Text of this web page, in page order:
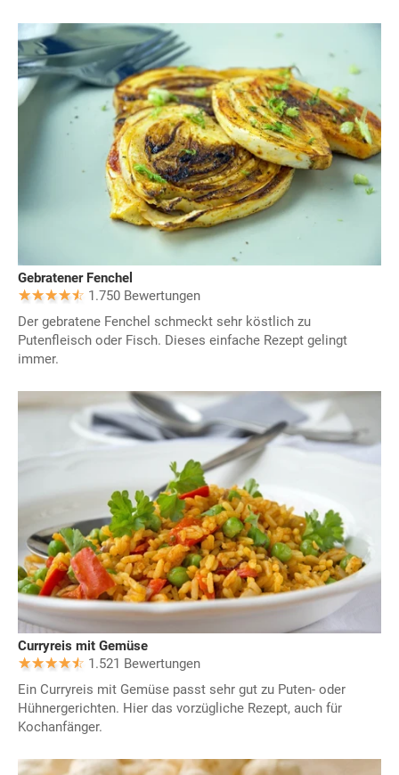
Gebratener Fenchel
1.750 Bewertungen
Der gebratene Fenchel schmeckt sehr köstlich zu
Putenfleisch oder Fisch. Dieses einfache Rezept gelingt
immer.
Curryreis mit Gemüse
1.521 Bewertungen
Ein Curryreis mit Gemüse passt sehr gut zu Puten- oder
Hühnergerichten. Hier das vorzügliche Rezept, auch für
Kochanfänger.